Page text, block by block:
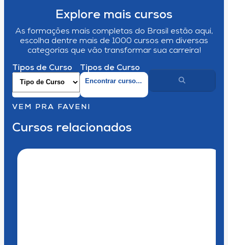
Explore mais cursos
As formações mais completas do Brasil estão aqui,
escolha dentre mais de 1000 cursos em diversas
categorias que vão transformar sua carreira!
Tipos de Curso Tipos de Curso
VEM PRA FAVENI
Cursos relacionados